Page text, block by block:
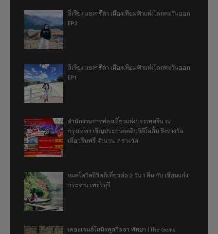
ลี่เจียง แชงกรีล่า เมืองเทียมฟ้าแห่งโลกตะวันออก
EP2
ลี่เจียง แชงกรีล่า เมืองเทียมฟ้าแห่งโลกตะวันออก
EP1
สำนักงานการท่องเที่ยวแห่งประเทศจีน ณ
กรุงเทพฯ เชิญประกวดคลิปวิดีโอสั้น ชิงรางวัล
เที่ยวจีนฟรี จำนวน 7 รางวัล
หมดโควิดชีวิตก็เที่ยวต่อ 2 วัน 1 คืน กับ เขื่อนแก่ง
กระจาน เพชรบุรี
เดอะเจมส์ไมนิงพูลวิลลา พัทยา (The Gems